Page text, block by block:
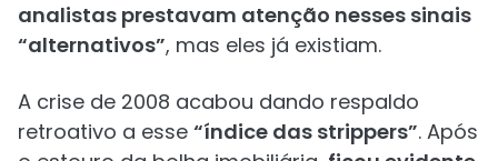
analistas prestavam atenção nesses sinais
“alternativos”, mas eles já existiam.
A crise de 2008 acabou dando respaldo
retroativo a esse “índice das strippers”. Após